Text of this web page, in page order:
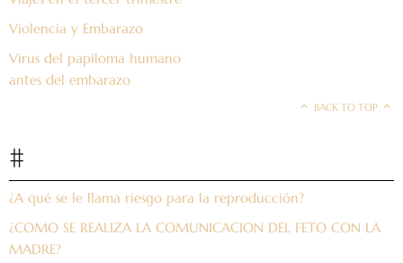
Violencia y Embarazo
Virus del papiloma humano
antes del embarazo
BACK TO TOP
#
¿A qué se le llama riesgo para la reproducción?
¿COMO SE REALIZA LA COMUNICACION DEL FETO CON LA
MADRE?